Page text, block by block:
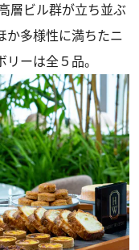
層ビル群が立ち並ぶ
か多様性に満ちたニ
ーは全５品。